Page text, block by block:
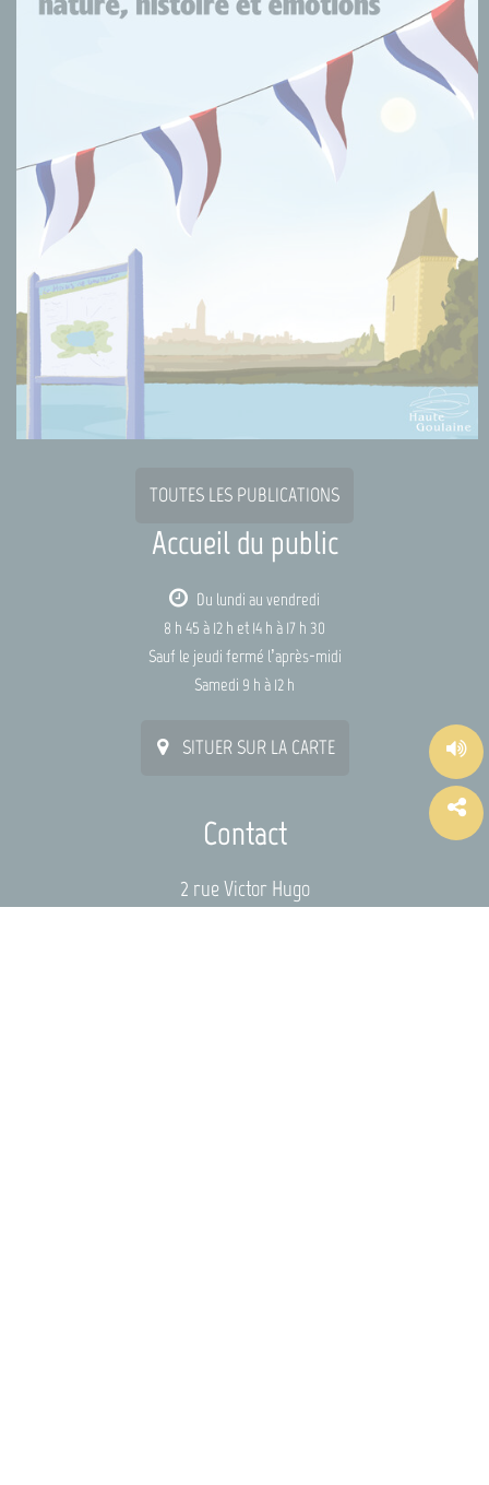
TOUTES LES PUBLICATIONS
Accueil du public
Du lundi au vendredi
8 h 45 à 12 h et 14 h à 17 h 30
Sauf le jeudi fermé l’après-midi
Samedi 9 h à 12 h
SITUER SUR LA CARTE
Contact
2 rue Victor Hugo
44115 HAUTE-GOULAINE